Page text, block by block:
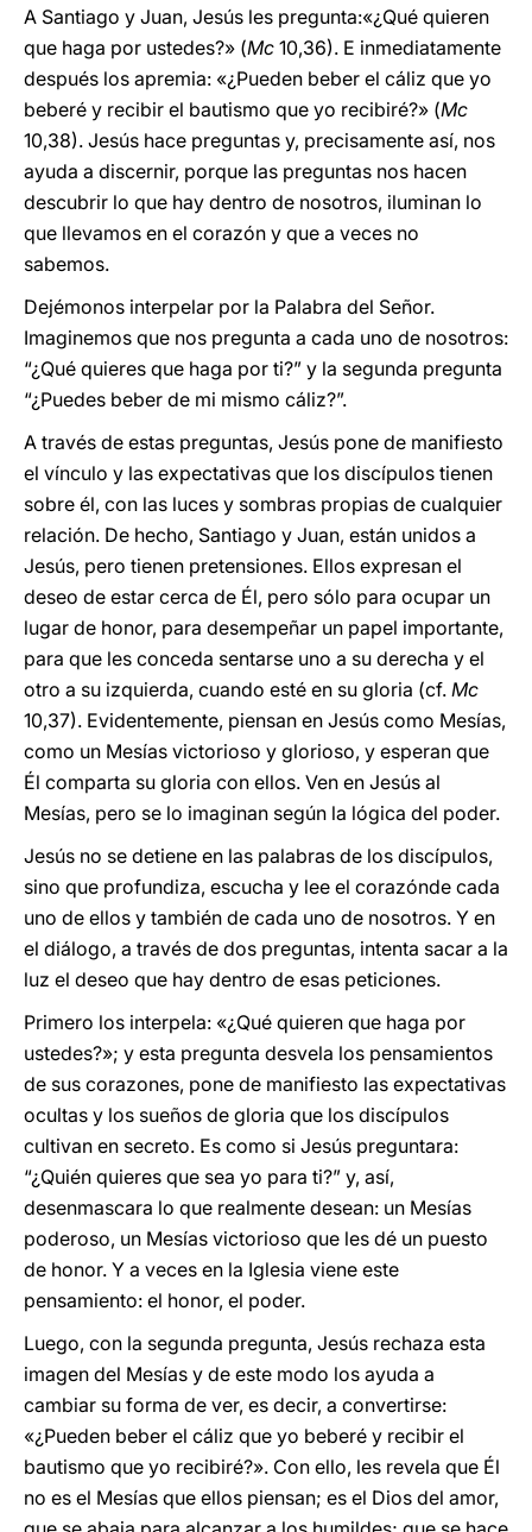
A Santiago y Juan, Jesús les pregunta:«¿Qué quieren
que haga por ustedes?» (Mc 10,36). E inmediatamente
después los apremia: «¿Pueden beber el cáliz que yo
beberé y recibir el bautismo que yo recibiré?» (Mc
10,38). Jesús hace preguntas y, precisamente así, nos
ayuda a discernir, porque las preguntas nos hacen
descubrir lo que hay dentro de nosotros, iluminan lo
que llevamos en el corazón y que a veces no
sabemos.
Dejémonos interpelar por la Palabra del Señor.
Imaginemos que nos pregunta a cada uno de nosotros:
“¿Qué quieres que haga por ti?” y la segunda pregunta
“¿Puedes beber de mi mismo cáliz?”.
A través de estas preguntas, Jesús pone de manifiesto
el vínculo y las expectativas que los discípulos tienen
sobre él, con las luces y sombras propias de cualquier
relación. De hecho, Santiago y Juan, están unidos a
Jesús, pero tienen pretensiones. Ellos expresan el
deseo de estar cerca de Él, pero sólo para ocupar un
lugar de honor, para desempeñar un papel importante,
para que les conceda sentarse uno a su derecha y el
otro a su izquierda, cuando esté en su gloria (cf. Mc
10,37). Evidentemente, piensan en Jesús como Mesías,
como un Mesías victorioso y glorioso, y esperan que
Él comparta su gloria con ellos. Ven en Jesús al
Mesías, pero se lo imaginan según la lógica del poder.
Jesús no se detiene en las palabras de los discípulos,
sino que profundiza, escucha y lee el corazónde cada
uno de ellos y también de cada uno de nosotros. Y en
el diálogo, a través de dos preguntas, intenta sacar a la
luz el deseo que hay dentro de esas peticiones.
Primero los interpela: «¿Qué quieren que haga por
ustedes?»; y esta pregunta desvela los pensamientos
de sus corazones, pone de manifiesto las expectativas
ocultas y los sueños de gloria que los discípulos
cultivan en secreto. Es como si Jesús preguntara:
“¿Quién quieres que sea yo para ti?” y, así,
desenmascara lo que realmente desean: un Mesías
poderoso, un Mesías victorioso que les dé un puesto
de honor. Y a veces en la Iglesia viene este
pensamiento: el honor, el poder.
Luego, con la segunda pregunta, Jesús rechaza esta
imagen del Mesías y de este modo los ayuda a
cambiar su forma de ver, es decir, a convertirse:
«¿Pueden beber el cáliz que yo beberé y recibir el
bautismo que yo recibiré?». Con ello, les revela que Él
no es el Mesías que ellos piensan; es el Dios del amor,